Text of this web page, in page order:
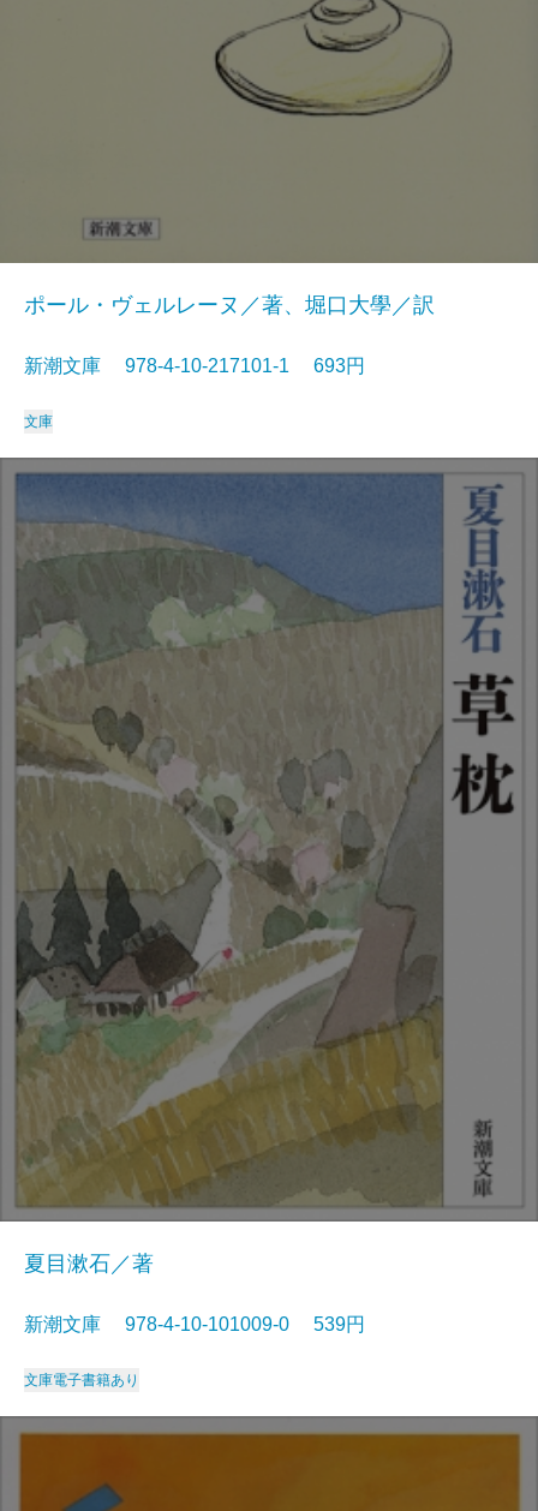
ポール・ヴェルレーヌ／著、堀口大學／訳
新潮文庫 978-4-10-217101-1 693円
文庫
夏目漱石／著
新潮文庫 978-4-10-101009-0 539円
文庫電子書籍あり